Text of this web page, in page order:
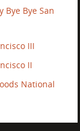
Bye Bye San
III
II
National